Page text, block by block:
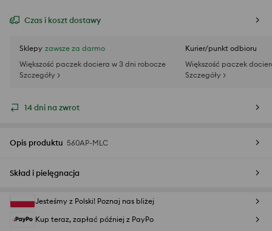
Czas i koszt dostawy
Sklepy zawsze za darmo
Większość paczek dociera w 3 dni robocze
Szczegóły >
Kurier/punkt odbioru
Większość paczek
Szczegóły >
14 dni na zwrot
Opis produktu 560AP-MLC
Skład i pielęgnacja
Jesteśmy z Polski! Poznaj nas bliżej
Kup teraz, zapłać później z PayPo